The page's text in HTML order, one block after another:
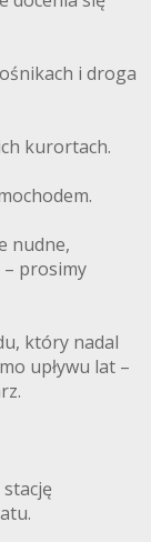
i droga
kurortach.
nudne,
prosimy
który nadal
upływu lat –